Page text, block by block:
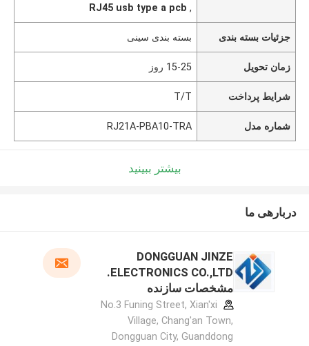
,
RJ45 usb type a pcb
جزئیات بسته بندی بسته بندی سینی
زمان تحویل 15-25 روز
شرایط پرداخت T/T
شماره مدل RJ21A-PBA10-TRA
بیشتر ببینید
دربارهی ما
DONGGUAN JINZE
ELECTRONICS CO.,LTD.
مشخصات سازنده
No.3 Funing Street, Xian'xi
Village, Chang'an Town,
Dongguan City, Guanddong